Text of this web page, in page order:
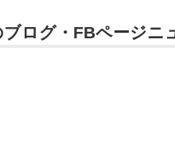
ログ・FBページニ